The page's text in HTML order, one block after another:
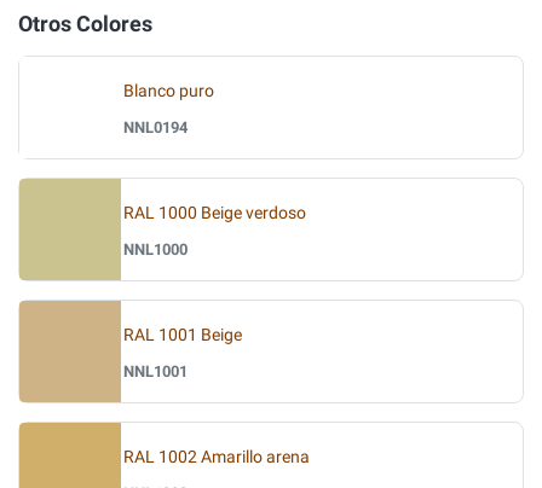
Otros Colores
Blanco puro
NNL0194
RAL 1000 Beige verdoso
NNL1000
RAL 1001 Beige
NNL1001
RAL 1002 Amarillo arena